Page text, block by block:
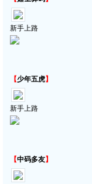
新手上路
【少年五虎】
新手上路
【中码多友】